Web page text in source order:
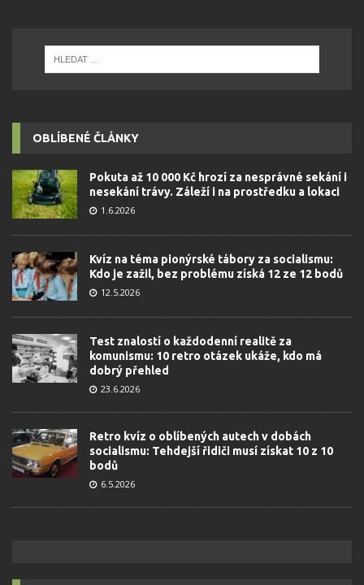
OBLÍBENÉ ČLÁNKY
Pokuta až 10 000 Kč hrozí za nesprávné sekání i
nesekání trávy. Záleží i na prostředku a lokaci
1.6.2026
Kvíz na téma pionýrské tábory za socialismu:
Kdo je zažil, bez problému získá 12 ze 12 bodů
12.5.2026
Test znalostí o každodenní realitě za
komunismu: 10 retro otázek ukáže, kdo má
dobrý přehled
23.6.2026
Retro kvíz o oblíbených autech v dobách
socialismu: Tehdejší řidiči musí získat 10 z 10
bodů
6.5.2026